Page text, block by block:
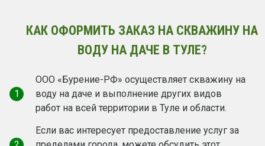
КАК ОФОРМИТЬ ЗАКАЗ НА СКВАЖИНУ НА
ВОДУ НА ДАЧЕ В ТУЛЕ?
1
ООО «Бурение-РФ» осуществляет скважину на
воду на даче и выполнение других видов
работ на всей территории в Туле и области.
Если вас интересует предоставление услуг за